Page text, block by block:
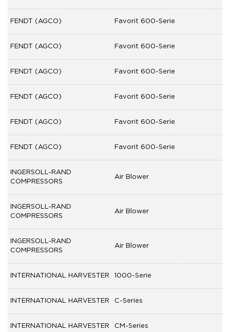
FENDT (AGCO) Favorit 600-Serie
FENDT (AGCO) Favorit 600-Serie
FENDT (AGCO) Favorit 600-Serie
FENDT (AGCO) Favorit 600-Serie
FENDT (AGCO) Favorit 600-Serie
FENDT (AGCO) Favorit 600-Serie
INGERSOLL-RAND
COMPRESSORS
Air Blower
INGERSOLL-RAND
COMPRESSORS
Air Blower
INGERSOLL-RAND
COMPRESSORS
Air Blower
INTERNATIONAL HARVESTER 1000-Serie
INTERNATIONAL HARVESTER C-Series
INTERNATIONAL HARVESTER CM-Series